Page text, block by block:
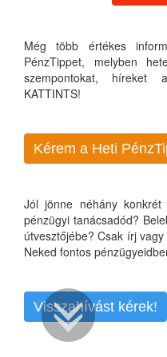
Még több értékes
PénzTippet, melyben
szempontokat, híreket
KATTINTS!
Kérem a Heti
Jól jönne néhány
pénzügyi tanácsadód?
útvesztőjébe? Csak írj
Neked fontos
Visszahívást kérek!